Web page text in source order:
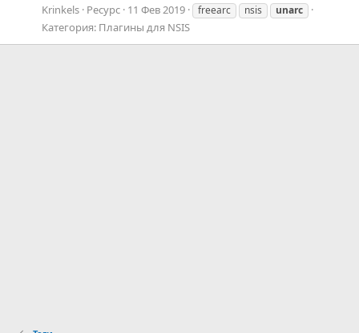
Krinkels Ресурс 11 Фев 2019 freearc nsis unarc
Категория: Плагины для NSIS